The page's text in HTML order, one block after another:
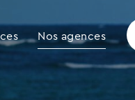
Nos agences